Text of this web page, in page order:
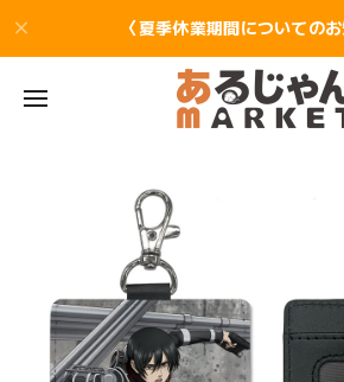
〈夏季休業期間についてのお